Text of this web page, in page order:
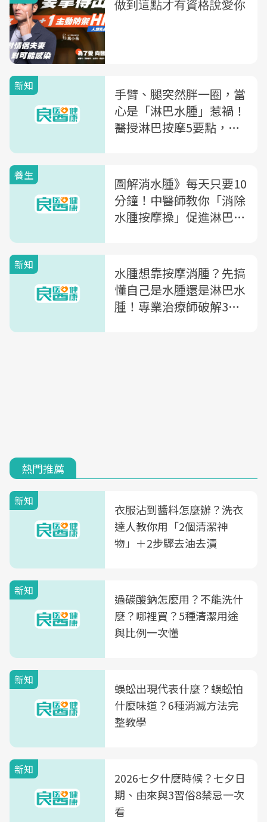
新知
手臂、腿突然胖一圈，當
心是「淋巴水腫」惹禍！
醫授淋巴按摩5要點，快
養生
圖解消水腫》每天只要10
分鐘！中醫師教你「消除
水腫按摩操」促進淋巴循
新知
水腫想靠按摩消腫？先搞
懂自己是水腫還是淋巴水
腫！專業治療師破解3迷
熱門推薦
新知
衣服沾到醬料怎麼辦？洗衣
達人教你用「2個清潔神
物」＋2步驟去油去漬
新知
過碳酸鈉怎麼用？不能洗什
麼？哪裡買？5種清潔用途
與比例一次懂
新知
蜈蚣出現代表什麼？蜈蚣怕
什麼味道？6種消滅方法完
整教學
新知
2026七夕什麼時候？七夕日
期、由來與3習俗8禁忌一次
看